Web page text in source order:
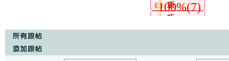
100%(7)